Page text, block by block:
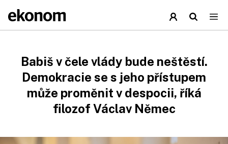
Babiš v čele vlády bude neštěstí.
Demokracie se s jeho přístupem
může proměnit v despocii, říká
filozof Václav Němec